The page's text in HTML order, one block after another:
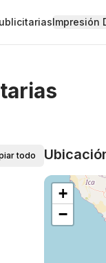
Impresión
todo
+
−